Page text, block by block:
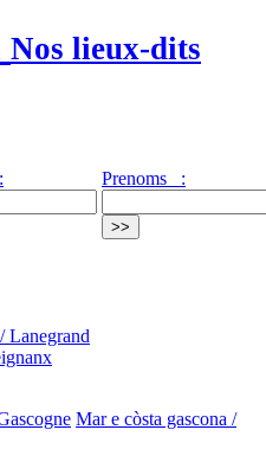
Nos lieux-dits
Prenoms :
Lanegrand
Mar e còsta gascona /